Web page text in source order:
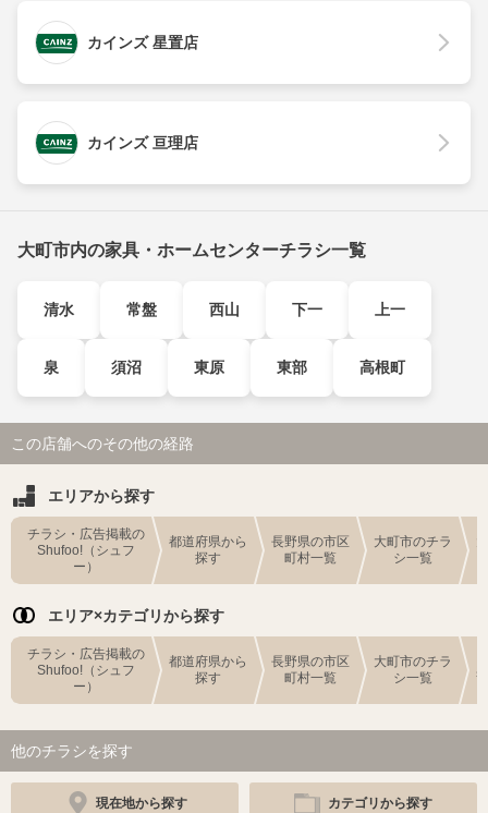
カインズ 星置店
カインズ 亘理店
大町市内の家具・ホームセンターチラシ一覧
清水 常盤 西山 下一 上一
泉 須沼 東原 東部 高根町
この店舗へのその他の経路
エリアから探す
チラシ・広告掲載の
Shufoo!（シュフ
ー）
都道府県から
探す
長野県の市区
町村一覧
大町市のチラ
シ一覧
エリア×カテゴリから探す
チラシ・広告掲載の
Shufoo!（シュフ
ー）
都道府県から
探す
長野県の市区
町村一覧
大町市のチラ
シ一覧
他のチラシを探す
現在地から探す カテゴリから探す